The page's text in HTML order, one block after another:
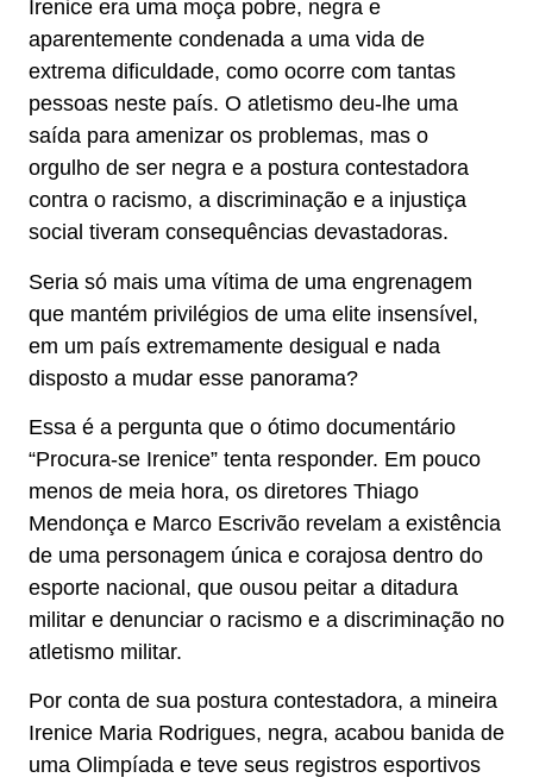
Irenice era uma moça pobre, negra e
aparentemente condenada a uma vida de
extrema dificuldade, como ocorre com tantas
pessoas neste país. O atletismo deu-lhe uma
saída para amenizar os problemas, mas o
orgulho de ser negra e a postura contestadora
contra o racismo, a discriminação e a injustiça
social tiveram consequências devastadoras.
Seria só mais uma vítima de uma engrenagem
que mantém privilégios de uma elite insensível,
em um país extremamente desigual e nada
disposto a mudar esse panorama?
Essa é a pergunta que o ótimo documentário
“Procura-se Irenice” tenta responder. Em pouco
menos de meia hora, os diretores Thiago
Mendonça e Marco Escrivão revelam a existência
de uma personagem única e corajosa dentro do
esporte nacional, que ousou peitar a ditadura
militar e denunciar o racismo e a discriminação no
atletismo militar.
Por conta de sua postura contestadora, a mineira
Irenice Maria Rodrigues, negra, acabou banida de
uma Olimpíada e teve seus registros esportivos